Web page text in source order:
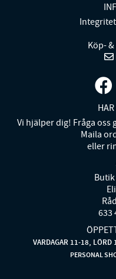
Köp-
Vi hjälper dig! Fråga oss
Maila
eller
633
VARDAGAR 11-18, LÖRD
PERSONAL